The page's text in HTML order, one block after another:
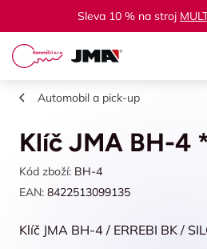
Sleva 10 % na stroj
Automobil a pick-up
Klíč JMA BH-4
Kód zboží: BH-4
EAN: 8422513099135
Klíč JMA BH-4 / ERREBI BK /